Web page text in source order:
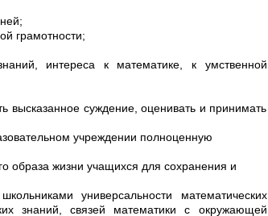
грамотности;
интереса к математике, к умственной
высказанное суждение, оценивать и принимать
учреждении полноценную
образа жизни учащихся для сохранения и
универсальности математических
знаний,связей математики с окружающей